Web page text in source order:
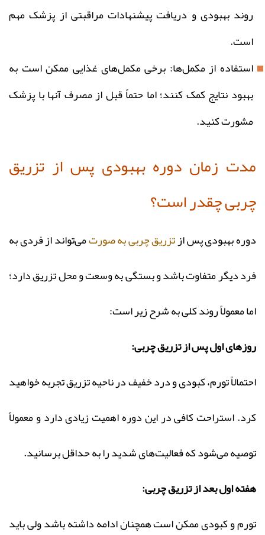
روند بهبودی و دریافت پیشنهادات مراقبتی از پزشک مهم
است.
استفاده از مکمل‌ها: برخی مکمل‌های غذایی ممکن است به
بهبود نتایج کمک کنند؛ اما حتماً قبل از مصرف آنها با پزشک
مشورت کنید.
مدت زمان دوره بهبودی پس از تزریق
چربی چقدر است؟
دوره بهبودی پس ازتزریق چربی به صورتمی‌تواند از فردی به
فرد دیگر متفاوت باشد و بستگی به وسعت و محل تزریق دارد؛
اما معمولاً روند کلی به شرح زیر است:
روزهای اول پس از تزریق چربی:
احتمالاً تورم، کبودی و درد خفیف در ناحیه تزریق تجربه خواهید
کرد. استراحت کافی در این دوره اهمیت زیادی دارد و معمولاً
توصیه می‌شود که فعالیت‌های شدید را به حداقل برسانید.
هفته اول بعد از تزریق چربی:
تورم و کبودی ممکن است همچنان ادامه داشته باشد ولی باید